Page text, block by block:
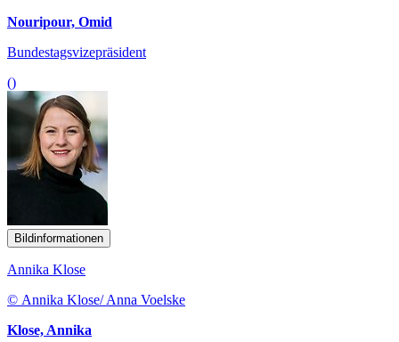
Nouripour, Omid
Bundestagsvizepräsident
()
Bildinformationen
Annika Klose
© Annika Klose/ Anna Voelske
Klose, Annika